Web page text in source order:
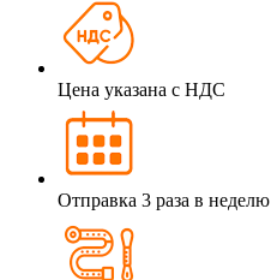
Цена указана с НДС
Отправка 3 раза в неделю